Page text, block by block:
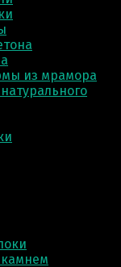
из мрамора